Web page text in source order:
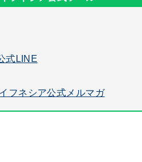
式LINE
フネシア公式メルマガ